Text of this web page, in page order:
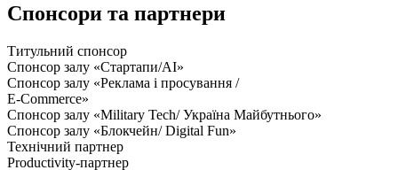
Спонсори та партнери
Титульний спонсор
Спонсор залу «Стартапи/AI»
Спонсор залу «Реклама і просування /
E-Commerce»
Спонсор залу «Military Tech/ Україна Майбутнього»
Спонсор залу «Блокчейн/ Digital Fun»
Технічний партнер
Productivity-партнер